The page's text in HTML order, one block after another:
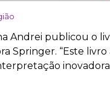
Andrei publicou o
Springer. “Este